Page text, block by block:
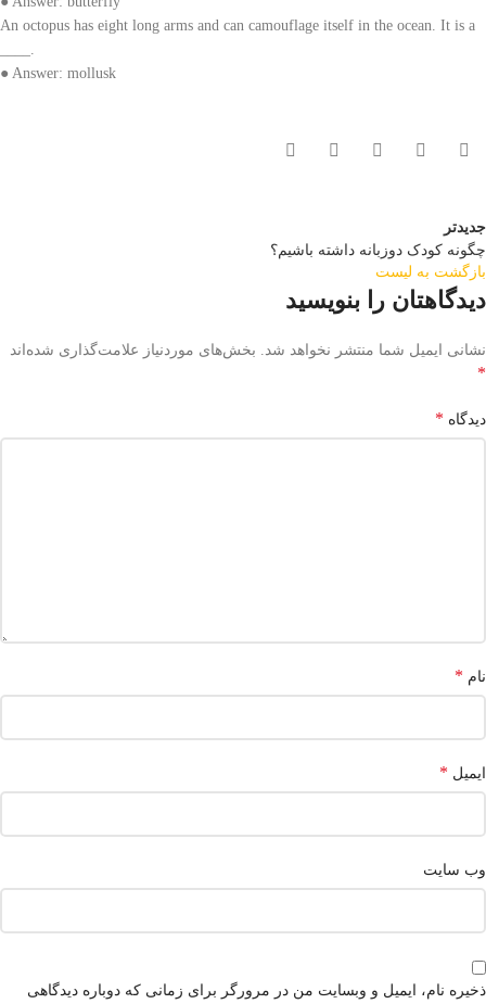
An octopus has eight long arms and can camouflage itself in the ocean. It is a
● Answer: mollusk
جدیدتر
چگونه کودک دوزبانه داشته باشیم؟
بازگشت به لیست
دیدگاهتان را بنویسید
نشانی ایمیل شما منتشر نخواهد شد. بخش‌های موردنیاز علامت‌گذاری شده‌اند
*
دیدگاه *
نام *
ایمیل *
وب‌ سایت
ذخیره نام، ایمیل و وبسایت من در مرورگر برای زمانی که دوباره دیدگاهی